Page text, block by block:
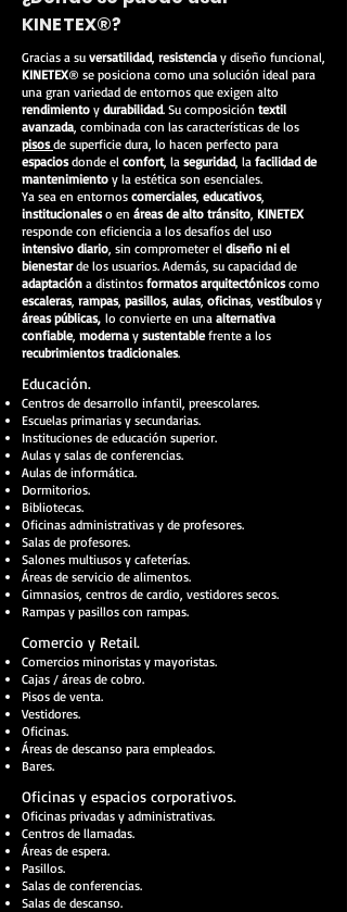
KINETEX®?
Gracias a su versatilidad, resistencia y diseño funcional,
KINETEX® se posiciona como una solución ideal para
una gran variedad de entornos que exigen alto
rendimiento y durabilidad. Su composición textil
avanzada, combinada con las características de los
pisosde superficie dura, lo hacen perfecto para
espaciosdonde el confort, la seguridad, la facilidad de
mantenimiento y la estética son esenciales.
Ya sea en entornos comerciales, educativos,
institucionaleso en áreas de alto tránsito, KINETEX
responde con eficiencia a los desafíos del uso
intensivo diario, sin comprometer el diseño ni el
bienestarde los usuarios. Además, su capacidad de
adaptación a distintos formatos arquitectónicoscomo
escaleras, rampas, pasillos, aulas, oficinas, vestíbulosy
áreas públicas, lo convierte en una alternativa
confiable, moderna y sustentablefrente a los
recubrimientos tradicionales.
Educación.
Centros de desarrollo infantil, preescolares.
Escuelas primarias y secundarias.
Instituciones de educación superior.
Aulas y salas de conferencias.
Aulas de informática.
Dormitorios.
Bibliotecas.
Oficinas administrativas y de profesores.
Salas de profesores.
Salones multiusos y cafeterías.
Áreas de servicio de alimentos.
Gimnasios, centros de cardio, vestidores secos.
Rampas y pasillos con rampas.
Comercio y Retail.
Comercios minoristas y mayoristas.
Cajas / áreas de cobro.
Pisos de venta.
Vestidores.
Oficinas.
Áreas de descanso para empleados.
Bares.
Oficinas y espacios corporativos.
Oficinas privadas y administrativas.
Centros de llamadas.
Áreas de espera.
Pasillos.
Salas de conferencias.
Salas de descanso.